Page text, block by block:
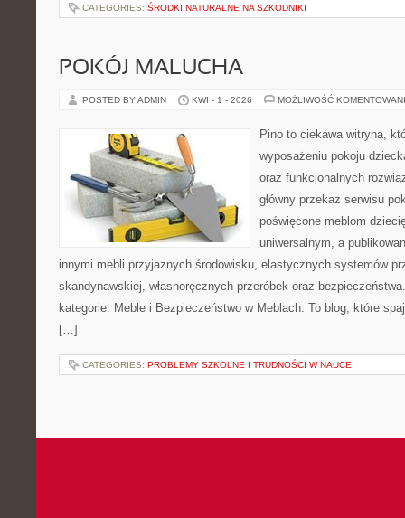
CATEGORIES: ŚRODKI NATURALNE NA SZKODNIKI
POKÓJ MALUCHA
POSTED BY ADMIN KWI - 1 - 2026 MOŻLIWOŚĆ
Pino to ciekawa witryna,
wyposażeniu pokoju
oraz funkcjonalnych
główny przekaz serwisu
poświęcone meblom
uniwersalnym, a
innymi mebli przyjaznych środowisku, elastycznych systemów
skandynawskiej, własnoręcznych przeróbek oraz
kategorie: Meble i Bezpieczeństwo w Meblach. To blog, które
[…]
CATEGORIES: PROBLEMY SZKOLNE I TRUDNOŚCI W NAUCE